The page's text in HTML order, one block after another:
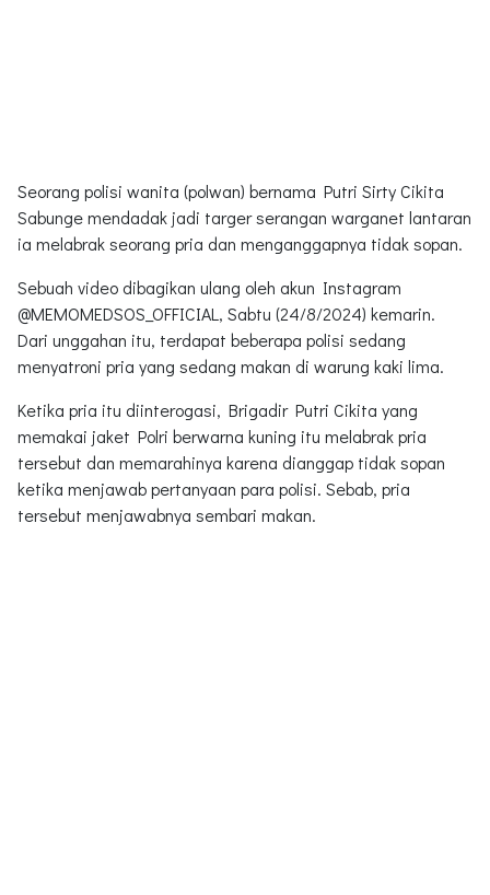
Seorang polisi wanita (polwan) bernama Putri Sirty Cikita
Sabunge mendadak jadi targer serangan warganet lantaran
ia melabrak seorang pria dan menganggapnya tidak sopan.
Sebuah video dibagikan ulang oleh akun Instagram
@MEMOMEDSOS_OFFICIAL, Sabtu (24/8/2024) kemarin.
Dari unggahan itu, terdapat beberapa polisi sedang
menyatroni pria yang sedang makan di warung kaki lima.
Ketika pria itu diinterogasi, Brigadir Putri Cikita yang
memakai jaket Polri berwarna kuning itu melabrak pria
tersebut dan memarahinya karena dianggap tidak sopan
ketika menjawab pertanyaan para polisi. Sebab, pria
tersebut menjawabnya sembari makan.